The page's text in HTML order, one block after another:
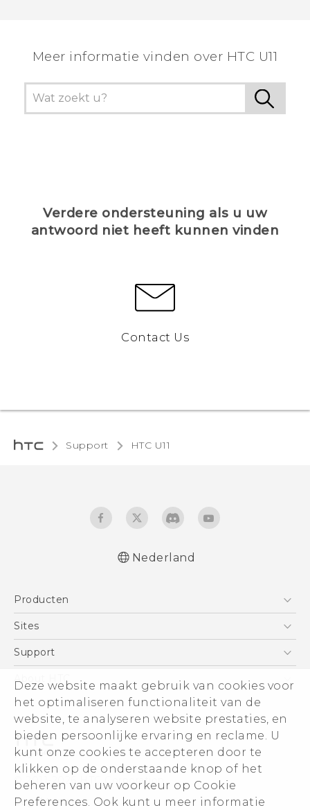
Deze website maakt gebruik van cookies voor
het optimaliseren functionaliteit van de
website, te analyseren website prestaties, en
bieden persoonlijke ervaring en reclame. U
kunt onze cookies te accepteren door te
klikken op de onderstaande knop of het
beheren van uw voorkeur op Cookie
Preferences. Ook kunt u meer informatie
Meer informatie vinden over HTC U11
Verdere ondersteuning als u uw
antwoord niet heeft kunnen vinden
Contact Us
Support HTC U11‎
Nederlands - Gids voor veiligheid en
Nederlands - Gids voor veiligheid en
wettelijke voorschriften (Nano-Sim)
Deutsch - Informationen zur Sicherheit und
behördliche Bestimmungen (Dual Nano-
Sim)
Deutsch - Informationen zur Sicherheit und
behördliche Bestimmungen (Nano-Sim)
English - User manual
Nederland
Producten
Telefoons
Vive
Accessoires
Sites
HTC Vive
Aan de slag
Support
Support voor eCommerce
About HTC
ESG
Informatie over het bedrijf
Voor beleggers (engels)
Cookie Preferences
Vacatures
© 2011-2026 HTC Corporation
Legal terms